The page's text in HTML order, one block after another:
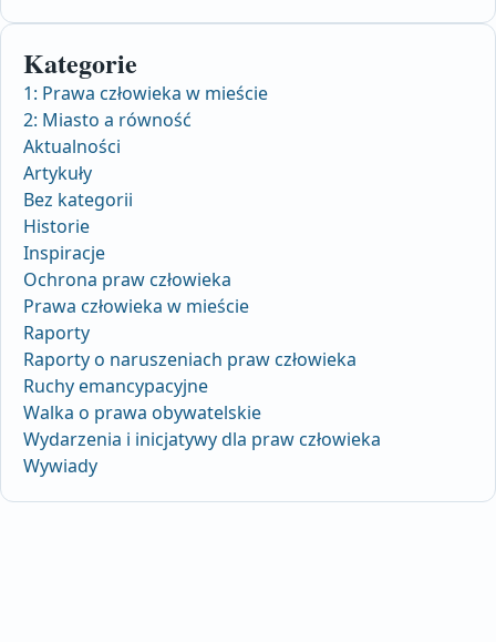
Kategorie
1: Prawa człowieka w mieście
2: Miasto a równość
Aktualności
Artykuły
Bez kategorii
Historie
Inspiracje
Ochrona praw człowieka
Prawa człowieka w mieście
Raporty
Raporty o naruszeniach praw człowieka
Ruchy emancypacyjne
Walka o prawa obywatelskie
Wydarzenia i inicjatywy dla praw człowieka
Wywiady